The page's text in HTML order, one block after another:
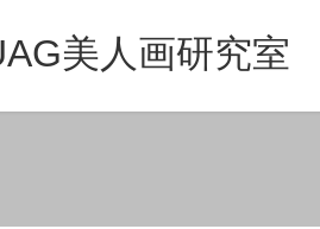
美人画研究室